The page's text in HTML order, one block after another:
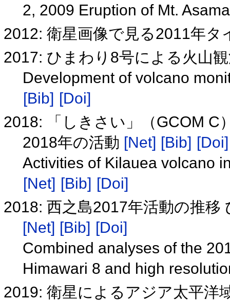
2, 2009 Eruption of Mt.
2012: 衛星画像で見る2011年タ
2017: ひまわり8号による火山
Development of volcano
[Bib] [Doi]
2018: 「しきさい」（GCOM C
2018年の活動 [Net] [Bib] [Doi]
Activities of Kilauea volcano
[Net] [Bib] [Doi]
2018: 西之島2017年活動の推
[Net] [Bib] [Doi]
Combined analyses of the
Himawari 8 and high
2019: 衛星によるアジア太平洋